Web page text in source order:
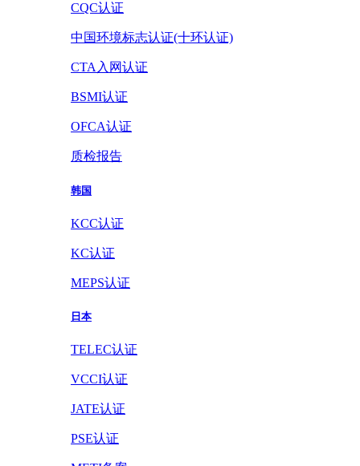
CQC认证
中国环境标志认证(十环认证)
CTA入网认证
BSMI认证
OFCA认证
质检报告
韩国
KCC认证
KC认证
MEPS认证
日本
TELEC认证
VCCI认证
JATE认证
PSE认证